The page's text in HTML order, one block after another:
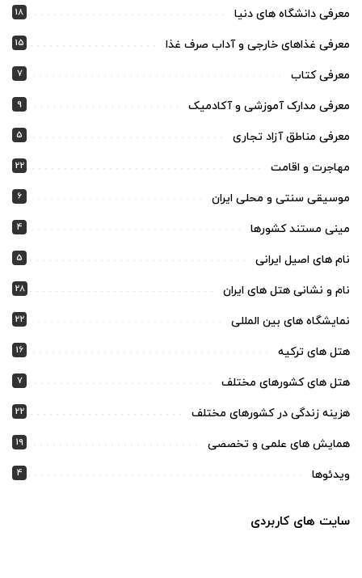
معرفی دانشگاه های دنیا 18
معرفی غذاهای خارجی و آداب صرف غذا 15
معرفی کتاب 7
معرفی مدارک آموزشی و آکادمیک 9
معرفی مناطق آزاد تجاری 5
مهاجرت و اقامت 22
موسیقی سنتی و محلی ایران 6
مینی مستند کشورها 4
نام های اصیل ایرانی 5
نام و نشانی هتل های ایران 28
نمایشگاه های بین المللی 22
هتل های ترکیه 16
هتل های کشورهای مختلف 7
هزینه زندگی در کشورهای مختلف 22
همایش های علمی و تخصصی 19
ویدئوها 4
سایت های کاربردی